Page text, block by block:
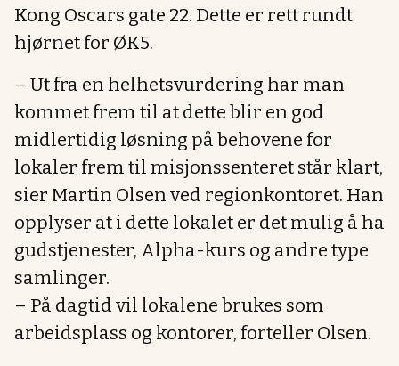
Kong Oscars gate 22. Dette er rett rundt
hjørnet for ØK5.
– Ut fra en helhetsvurdering har man
kommet frem til at dette blir en god
midlertidig løsning på behovene for
lokaler frem til misjonssenteret står klart,
sier Martin Olsen ved regionkontoret. Han
opplyser at i dette lokalet er det mulig å ha
gudstjenester, Alpha-kurs og andre type
samlinger.
– På dagtid vil lokalene brukes som
arbeidsplass og kontorer, forteller Olsen.